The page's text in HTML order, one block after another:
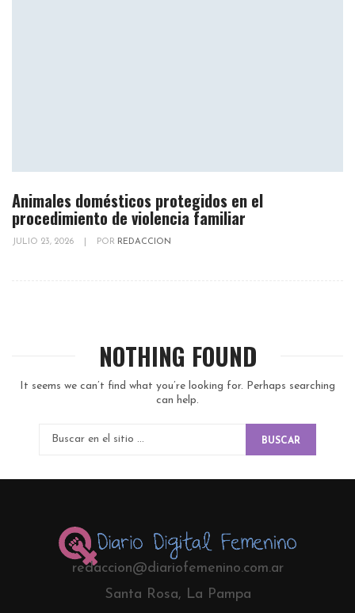
Animales domésticos protegidos en el
procedimiento de violencia familiar
JULIO 23, 2026 POR REDACCION
NOTHING FOUND
It seems we can’t find what you’re looking for. Perhaps searching
can help.
BUSCAR
redaccion@diariofemenino.com.ar
Santa Rosa, La Pampa